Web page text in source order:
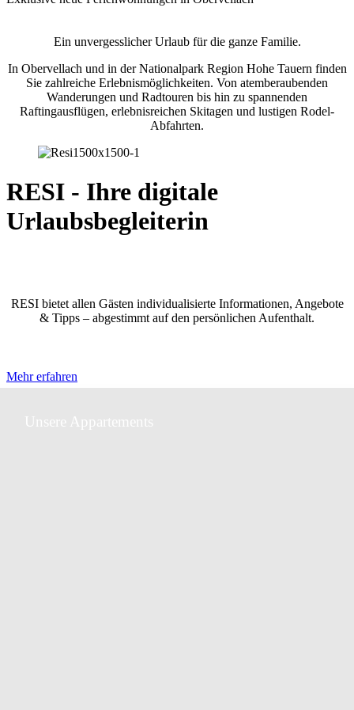
Ein unvergesslicher Urlaub für die ganze Familie.
In Obervellach und in der Nationalpark Region Hohe Tauern finden
Sie zahlreiche Erlebnismöglichkeiten. Von atemberaubenden
Wanderungen und Radtouren bis hin zu spannenden
Raftingausflügen, erlebnisreichen Skitagen und lustigen Rodel-
Abfahrten.
RESI - Ihre digitale
Urlaubsbegleiterin
RESI bietet allen Gästen individualisierte Informationen, Angebote
& Tipps – abgestimmt auf den persönlichen Aufenthalt.
Mehr erfahren
Unsere Appartements